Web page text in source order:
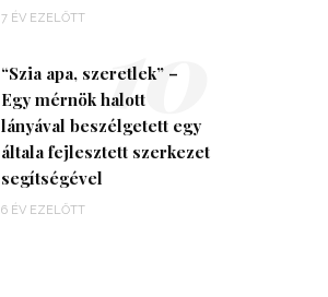
7 ÉV EZELŐTT
“Szia apa, szeretlek” –
Egy mérnök halott
lányával beszélgetett egy
általa fejlesztett szerkezet
segítségével
6 ÉV EZELŐTT
10